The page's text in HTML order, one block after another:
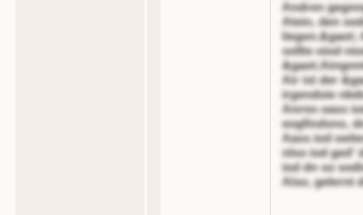
Andren
Atein, den
liegen.&gaot;
sollte oiod
Air ist der
irgendoie
Anrnn oass
eogfindsno,
Aass iod
nlso iod ged'
iod dn so
Also, gelernt